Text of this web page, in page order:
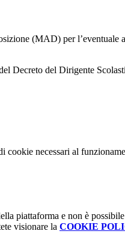
(MAD) per l’eventuale
Decreto del Dirigente
necessari al
piattaforma e non è
visionare la COOKIE